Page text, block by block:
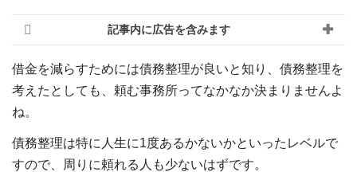
記事内に広告を含みます
借金を減らすためには債務整理が良いと知り、債務整理を
考えたとしても、頼む事務所ってなかなか決まりませんよ
ね。
債務整理は特に人生に1度あるかないかといったレベルで
すので、周りに頼れる人も少ないはずです。